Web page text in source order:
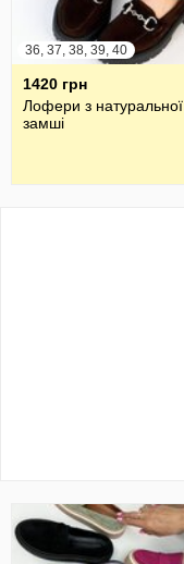
36, 37, 38, 39, 40
1420 грн
Лофери з натуральної
замші